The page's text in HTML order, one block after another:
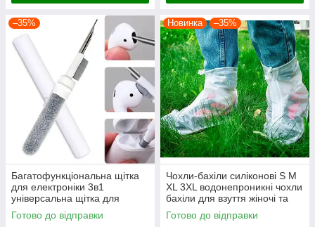
–35%
Багатофункціональна щітка
для електроніки 3в1
універсальна щітка для
чищення навушників
клавіатури та ґаджетів
Готово до відправки
Новинка –35%
Чохли-бахіли силіконові S М
XL 3XL водонепроникні чохли
бахіли для взуття жіночі та
чоловічі
Готово до відправки